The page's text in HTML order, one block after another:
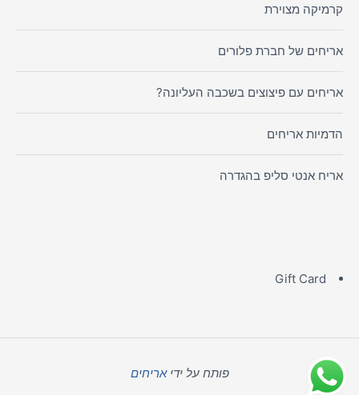
קרמיקה מצוירת
אריחים של חברת פלורים
אריחים עם פיצוצים בשכבה העליונה?
הדמיות אריחים
אריח אנטי סליפ בהגדרה
Gift Card
פותח על ידיאריחים